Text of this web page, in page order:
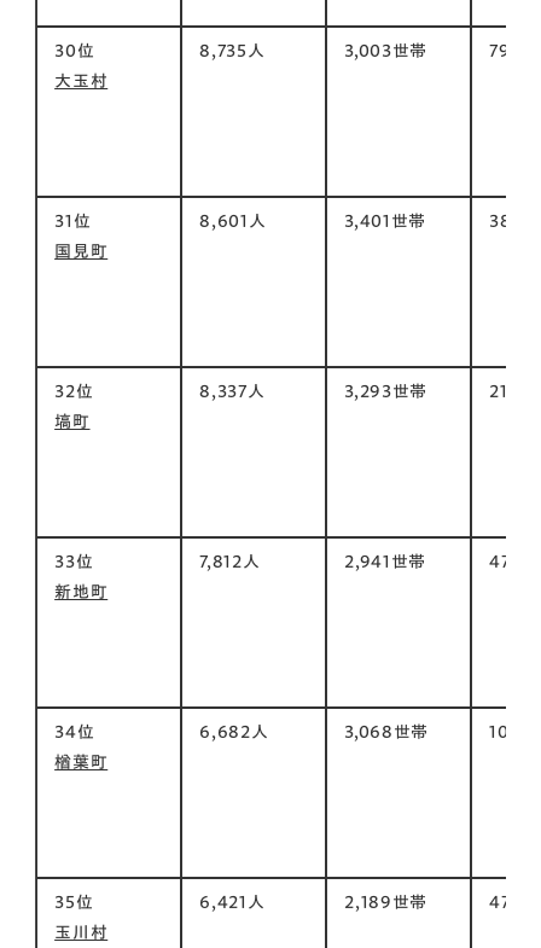
30位
大玉村
8,735人 3,003世帯 79㎡
31位
国見町
8,601人 3,401世帯 38㎡
32位
塙町
8,337人 3,293世帯 211㎡
33位
新地町
7,812人 2,941世帯 47㎡
34位
楢葉町
6,682人 3,068世帯 104㎡
35位
玉川村
6,421人 2,189世帯 47㎡